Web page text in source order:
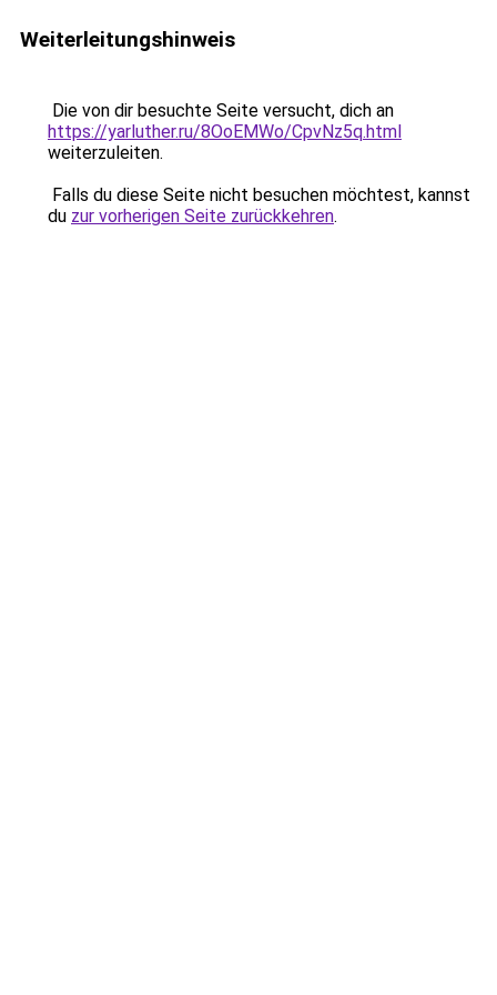
Weiterleitungshinweis
Die von dir besuchte Seite versucht, dich an
https://yarluther.ru/8OoEMWo/CpvNz5q.html
weiterzuleiten.
Falls du diese Seite nicht besuchen möchtest, kannst
du zur vorherigen Seite zurückkehren.